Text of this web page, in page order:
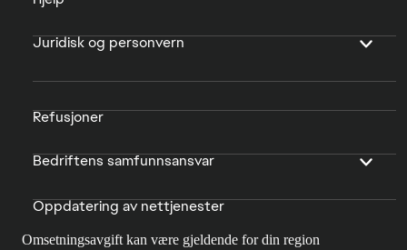
Juridisk og personvern
Refusjoner
Bedriftens samfunnsansvar
Oppdatering av nettjenester
Omsetningsavgift kan være gjeldende for din region